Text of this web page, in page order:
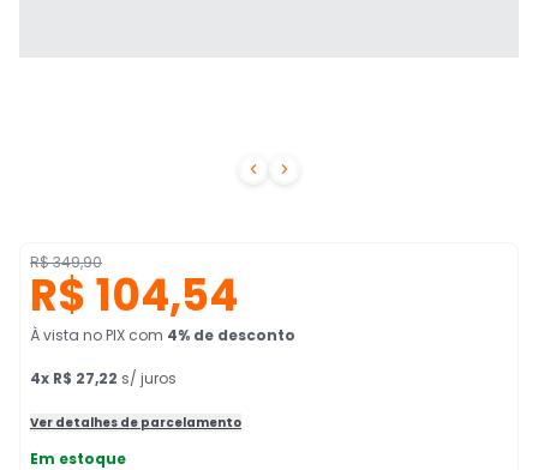
 
R$ 349,90
R$ 104,54
À vista no PIX com 4% de desconto
4x R$ 27,22 s/ juros
Ver detalhes de parcelamento
Em estoque